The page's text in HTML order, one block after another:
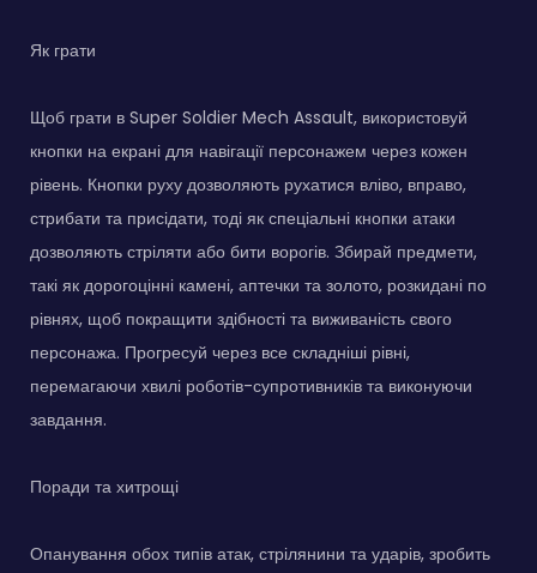
Як грати
Щоб грати в Super Soldier Mech Assault, використовуй
кнопки на екрані для навігації персонажем через кожен
рівень. Кнопки руху дозволяють рухатися вліво, вправо,
стрибати та присідати, тоді як спеціальні кнопки атаки
дозволяють стріляти або бити ворогів. Збирай предмети,
такі як дорогоцінні камені, аптечки та золото, розкидані по
рівнях, щоб покращити здібності та виживаність свого
персонажа. Прогресуй через все складніші рівні,
перемагаючи хвилі роботів-супротивників та виконуючи
завдання.
Поради та хитрощі
Опанування обох типів атак, стрілянини та ударів, зробить